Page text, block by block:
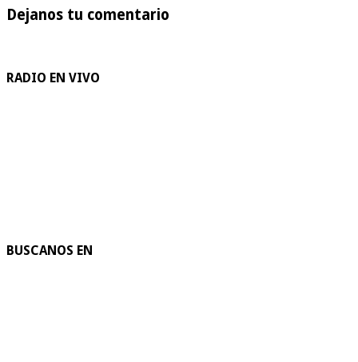
Dejanos tu comentario
RADIO EN VIVO
BUSCANOS EN